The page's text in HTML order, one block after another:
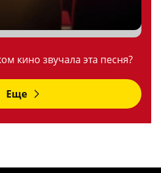
кино звучала эта песня?
Еще